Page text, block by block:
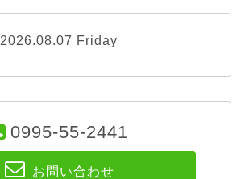
2026.08.07 Friday
0995-55-2441
お問い合わせ